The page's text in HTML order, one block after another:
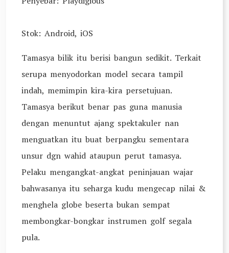
Stok: Android, iOS
Tamasya bilik itu berisi bangun sedikit. Terkait
serupa menyodorkan model secara tampil
indah, memimpin kira-kira persetujuan.
Tamasya berikut benar pas guna manusia
dengan menuntut ajang spektakuler nan
menguatkan itu buat berpangku sementara
unsur dgn wahid ataupun perut tamasya.
Pelaku mengangkat-angkat peninjauan wajar
bahwasanya itu seharga kudu mengecap nilai &
menghela globe beserta bukan sempat
membongkar-bongkar instrumen golf segala
pula.